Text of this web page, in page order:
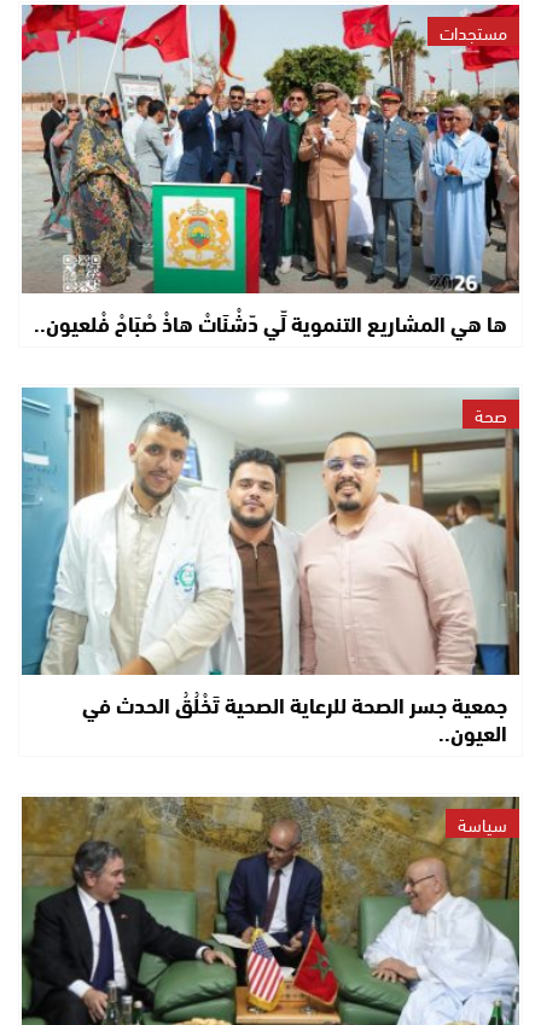
مستجدات
ها هي المشاريع التنموية لِّي دّشْنَاتْ هاذْ صْبَاحْ فْلعيون..
صحة
جمعية جسر الصحة للرعاية الصحية تَخْلُقُ الحدث في
العيون..
سياسة